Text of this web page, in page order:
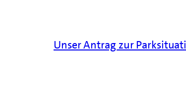
Unser Antrag zur